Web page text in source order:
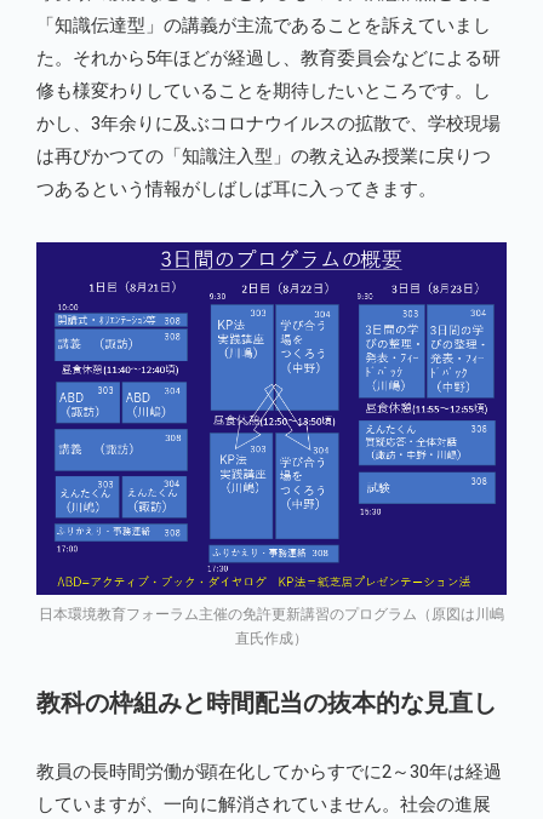
「知識伝達型」の講義が主流であることを訴えていまし
た。それから5年ほどが経過し、教育委員会などによる研
修も様変わりしていることを期待したいところです。し
かし、3年余りに及ぶコロナウイルスの拡散で、学校現場
は再びかつての「知識注入型」の教え込み授業に戻りつ
つあるという情報がしばしば耳に入ってきます。
日本環境教育フォーラム主催の免許更新講習のプログラム（原図は川嶋
直氏作成）
教科の枠組みと時間配当の抜本的な見直し
教員の長時間労働が顕在化してからすでに2～30年は経過
していますが、一向に解消されていません。社会の進展